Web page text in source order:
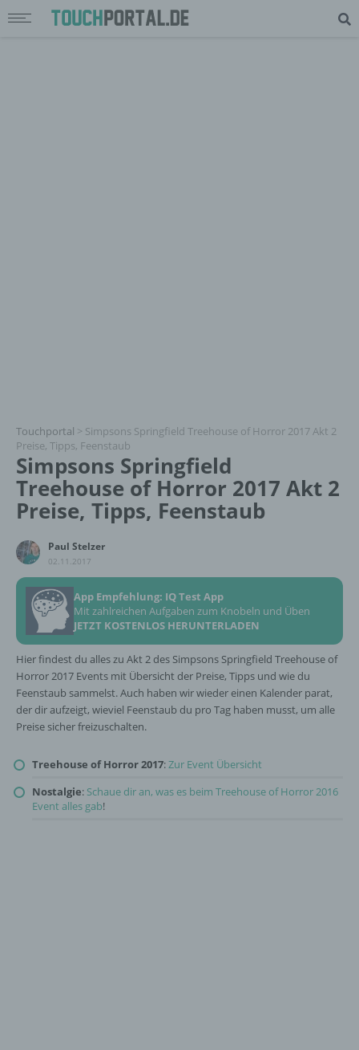
Touchportal > Simpsons Springfield Treehouse of Horror 2017 Akt 2
Preise, Tipps, Feenstaub
Simpsons Springfield
Treehouse of Horror 2017 Akt 2
Preise, Tipps, Feenstaub
Paul Stelzer
02.11.2017
App Empfehlung: IQ Test App
Mit zahlreichen Aufgaben zum Knobeln und Üben
JETZT KOSTENLOS HERUNTERLADEN
Hier findest du alles zu Akt 2 des Simpsons Springfield Treehouse of
Horror 2017 Events mit Übersicht der Preise, Tipps und wie du
Feenstaub sammelst. Auch haben wir wieder einen Kalender parat,
der dir aufzeigt, wieviel Feenstaub du pro Tag haben musst, um alle
Preise sicher freizuschalten.
Treehouse of Horror 2017:Zur Event Übersicht
Nostalgie: Schaue dir an, was es beim Treehouse of Horror 2016
Event alles gab!